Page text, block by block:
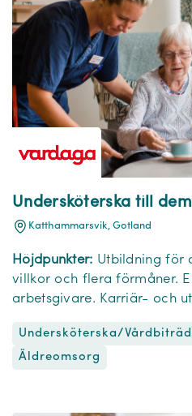
Undersköterska till
Katthammarsvik, Gotland
Höjdpunkter: Utbildning för
villkor och flera förmåner.
arbetsgivare. Karriär- och
Undersköterska/
Äldreomsorg